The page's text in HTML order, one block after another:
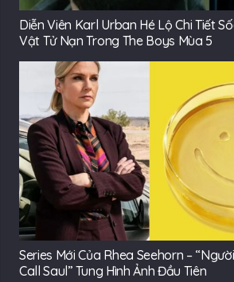
Diễn Viên Karl Urban Hé Lộ Chi Tiết
Vật Tử Nạn Trong The Boys Mùa 5
Series Mới Của Rhea Seehorn –
Call Saul” Tung Hình Ảnh Đầu Tiên